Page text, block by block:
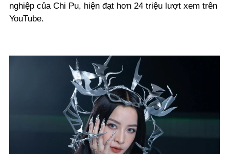
nghiệp của Chi Pu, hiện đạt hơn 24 triệu lượt xem trên
YouTube.